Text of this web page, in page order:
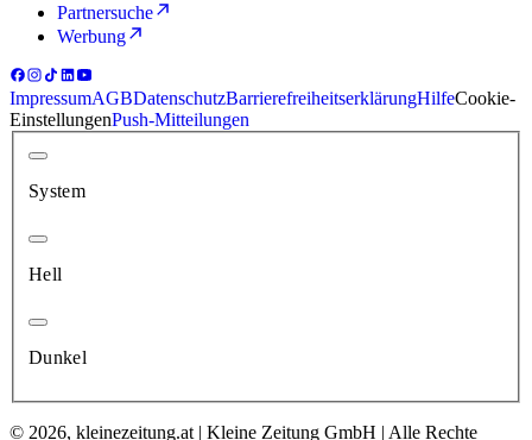
Partnersuche
Werbung
ImpressumAGBDatenschutzBarrierefreiheitserklärungHilfeCookie-
EinstellungenPush-Mitteilungen
System
Hell
Dunkel
© 2026, kleinezeitung.at | Kleine Zeitung GmbH | Alle Rechte